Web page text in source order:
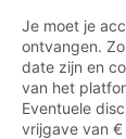
Je moet je
ontvangen.
date zijn en
van het
Eventuele
vrijgave van